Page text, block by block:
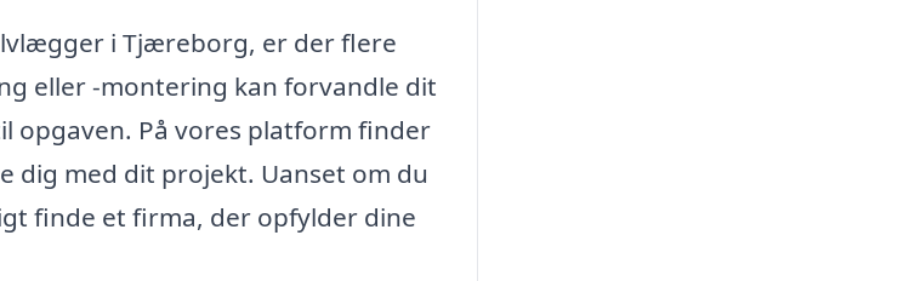
i Tjæreborg, er der flere
eller -montering kan forvandle dit
På vores platform finder
med dit projekt. Uanset om du
finde et firma, der opfylder dine